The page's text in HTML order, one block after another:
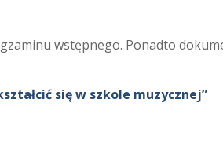
wstępnego. Ponadto
się w szkole muzycznej”